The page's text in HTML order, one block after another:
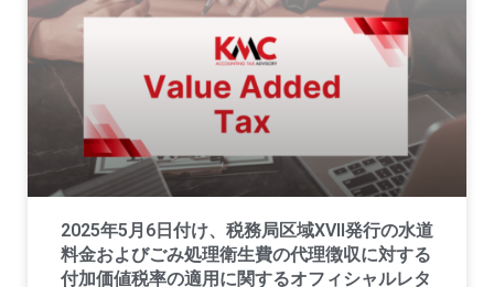
2025年5月6日付け、税務局区域XVII発行の水道
料金およびごみ処理衛生費の代理徴収に対する
付加価値税率の適用に関するオフィシャルレタ